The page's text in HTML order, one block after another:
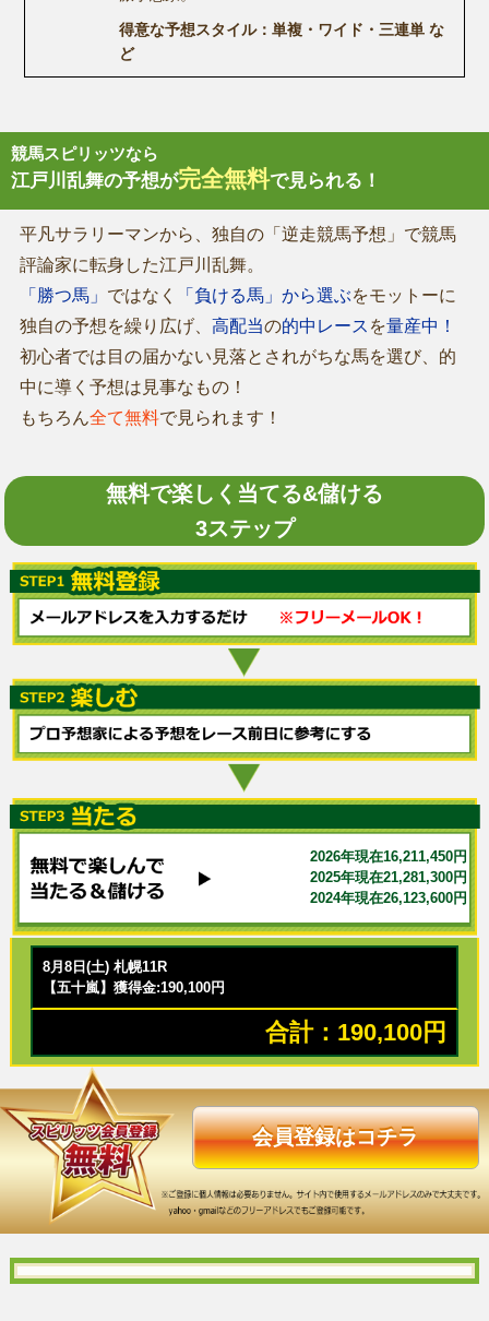
得意な予想スタイル：単複・ワイド・三連単 な
ど
競馬スピリッツなら
江戸川乱舞の予想が完全無料で見られる！
平凡サラリーマンから、独自の「逆走競馬予想」で競馬
評論家に転身した江戸川乱舞。
「勝つ馬」 ではなく 「負ける馬」から選ぶをモットーに
独自の予想を繰り広げ、 高配当の的中レース を量産中！
初心者では目の届かない見落とされがちな馬を選び、的
中に導く予想は見事なもの！
もちろん全て無料で見られます！
無料で楽しく当てる&儲ける
3ステップ
2026年現在16,211,450円
2025年現在21,281,300円
2024年現在26,123,600円
8月8日(土) 札幌11R
【五十嵐】獲得金:190,100円
合計：190,100円
会員登録はコチラ